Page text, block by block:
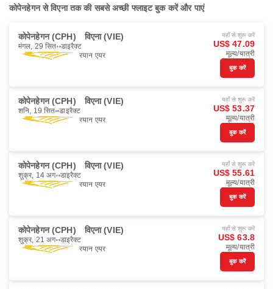
कोपेनहेगन से विएना तक की सबसे अच्छी फ्लाइट बुक करें और पाएं
कोपेनहेगन (CPH) विएना (VIE)
मंगल, 29 सित॰ डाइरैक्ट
रयान एयर
यहाँ से शुरू करें
US$ 47.09
मूल्य/यात्री
बुक करें
कोपेनहेगन (CPH) विएना (VIE)
शनि, 19 सित॰ डाइरैक्ट
रयान एयर
यहाँ से शुरू करें
US$ 53.37
मूल्य/यात्री
बुक करें
कोपेनहेगन (CPH) विएना (VIE)
शुक्र, 14 अग॰ डाइरैक्ट
रयान एयर
यहाँ से शुरू करें
US$ 55.61
मूल्य/यात्री
बुक करें
कोपेनहेगन (CPH) विएना (VIE)
शुक्र, 21 अग॰ डाइरैक्ट
रयान एयर
यहाँ से शुरू करें
US$ 63.8
मूल्य/यात्री
बुक करें